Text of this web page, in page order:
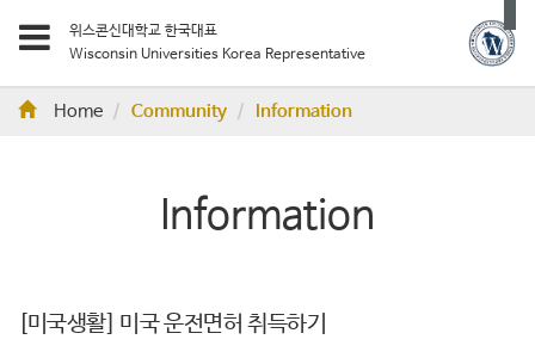
위스콘신대학교 한국대표
Wisconsin Universities Korea Representative
Home Community Information
Information
[미국생활] 미국 운전면허 취득하기